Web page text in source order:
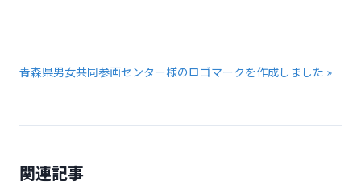
青森県男女共同参画センター様のロゴマークを作成しました »
関連記事